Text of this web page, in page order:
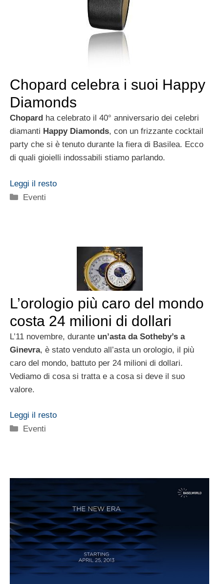
Chopard celebra i suoi Happy
Diamonds
Chopard ha celebrato il 40° anniversario dei celebri
diamanti Happy Diamonds, con un frizzante cocktail
party che si è tenuto durante la fiera di Basilea. Ecco
di quali gioielli indossabili stiamo parlando.
Leggi il resto
Categorie
Eventi
L’orologio più caro del mondo
costa 24 milioni di dollari
L’11 novembre, durante un’asta da Sotheby’s a
Ginevra, è stato venduto all’asta un orologio, il più
caro del mondo, battuto per 24 milioni di dollari.
Vediamo di cosa si tratta e a cosa si deve il suo
valore.
Leggi il resto
Categorie
Eventi